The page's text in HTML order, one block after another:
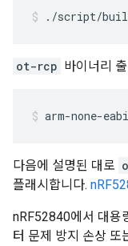
./script/build
ot-rcp 바이너리
arm-none-
다음에 설명된 대로
플래시합니다.
nRF52840에서 대용
터 문제 방지 손상 또